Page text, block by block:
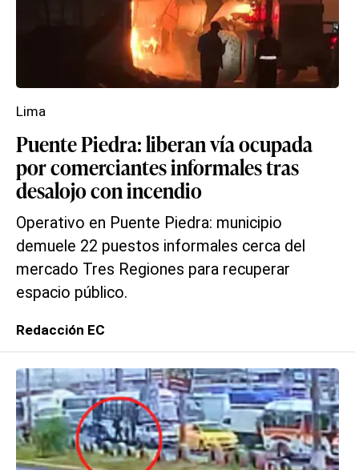
Puente Piedra: liberan vía ocupada
por comerciantes informales tras
desalojo con incendio
Operativo en Puente Piedra: municipio
demuele 22 puestos informales cerca del
mercado Tres Regiones para recuperar
espacio público.
Lima
Redacción EC